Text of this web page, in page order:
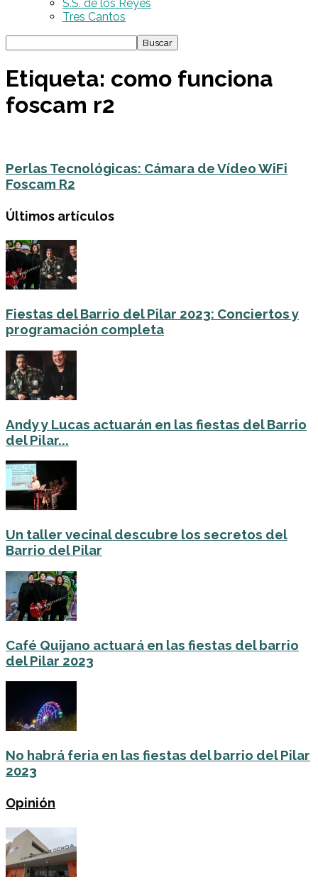
S.S. de los Reyes
Tres Cantos
Etiqueta: como funciona
foscam r2
Perlas Tecnológicas: Cámara de Vídeo WiFi
Foscam R2
Últimos artículos
Fiestas del Barrio del Pilar 2023: Conciertos y
programación completa
Andy y Lucas actuarán en las fiestas del Barrio
del Pilar...
Un taller vecinal descubre los secretos del
Barrio del Pilar
Café Quijano actuará en las fiestas del barrio
del Pilar 2023
No habrá feria en las fiestas del barrio del Pilar
2023
Opinión